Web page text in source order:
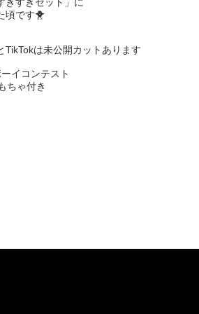
頃です🐥
は未公開カットあります
イコンテスト
ちゃ付き